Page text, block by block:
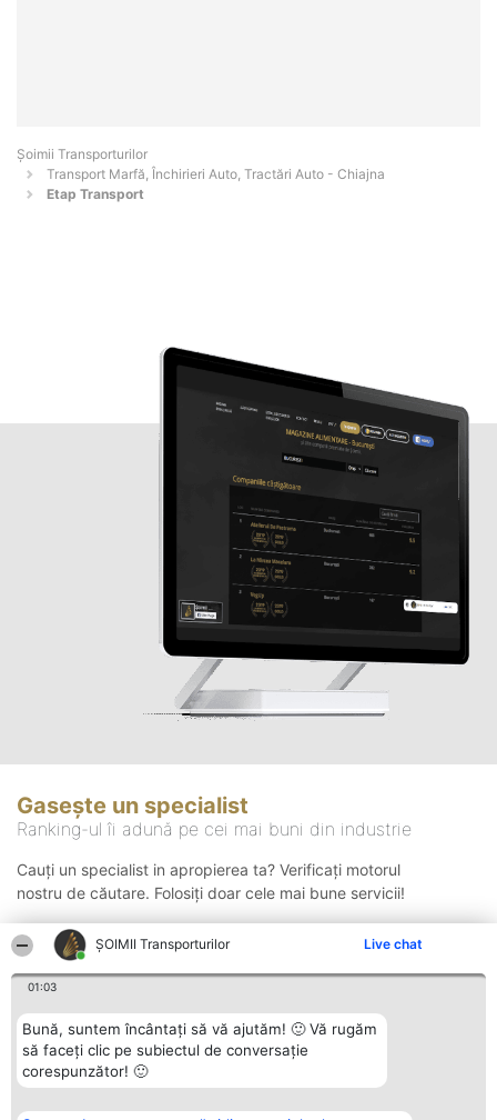
ȘOIMII Transporturilor Live chat
01:03
Bună, suntem încântați să vă ajutăm! 🙂 Vă rugăm
să faceți clic pe subiectul de conversație
corespunzător! 🙂
Șoimii Transporturilor
Transport Marfă, Închirieri Auto, Tractări Auto - Chiajna
Etap Transport
Gasește un specialist
Ranking-ul îi adună pe cei mai buni din industrie
Cauți un specialist in apropierea ta? Verificați motorul
nostru de căutare. Folosiți doar cele mai bune servicii!